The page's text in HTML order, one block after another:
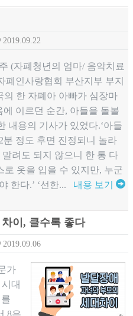
2019.09.22
(자폐청년의 엄마/ 음악치료
폐인사랑협회 부산지부 부지
의 한 자폐아 아빠가 심장마
에 이르던 순간, 아들을 돌볼
내용의 기사가 있었다.‘아들
정도 후면 진정되니 놀라
말려도 되지 않으니 한 통 다
로 옷을 입을 수 있지만, 누군
한다.’ ‘선한... 내용 보기
이, 클수록 좋다
2019.09.06
가
대
8은